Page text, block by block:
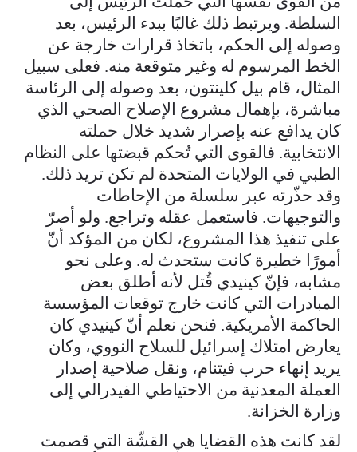
السلطة. ويرتبط ذلك غالبًا ببدء الرئيس، بعد
وصوله إلى الحكم، باتخاذ قرارات خارجة عن
الخط المرسوم له وغير متوقعة منه. فعلى سبيل
المثال، قام بيل كلينتون، بعد وصوله إلى الرئاسة
مباشرة، بإهمال مشروع الإصلاح الصحي الذي
كان يدافع عنه بإصرار شديد خلال حملته
الانتخابية. فالقوى التي تُحكم قبضتها على النظام
الطبي في الولايات المتحدة لم تكن تريد ذلك.
وقد حذّرته عبر سلسلة من الإحاطات
والتوجيهات. فاستعمل عقله وتراجع. ولو أصرّ
على تنفيذ هذا المشروع، لكان من المؤكد أنّ
أمورًا خطيرة كانت ستحدث له. وعلى نحو
مشابه، فإنّ كينيدي قُتل لأنه أطلق بعض
المبادرات التي كانت خارج توقعات المؤسسة
الحاكمة الأمريكية. فنحن نعلم أنّ كينيدي كان
يعارض امتلاك إسرائيل للسلاح النووي، وكان
يريد إنهاء حرب فيتنام، ونقل صلاحية إصدار
العملة المعدنية من الاحتياطي الفيدرالي إلى
وزارة الخزانة.
لقد كانت هذه القضايا هي القشّة التي قصمت